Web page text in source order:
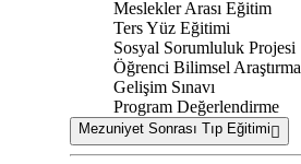
Meslekler Arası Eğitim
Ters Yüz Eğitimi
Sosyal Sorumluluk Projesi
Öğrenci Bilimsel Araştırma
Gelişim Sınavı
Program Değerlendirme
Mezuniyet Sonrası Tıp Eğitimi